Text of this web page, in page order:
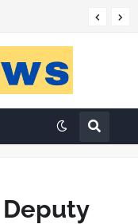
Deputy